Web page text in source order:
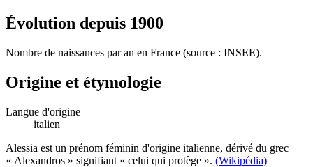
Évolution depuis 1900
Nombre de naissances par an en France (source : INSEE).
Origine et étymologie
Langue d'origine
italien
Alessia est un prénom féminin d'origine italienne, dérivé du grec
« Alexandros » signifiant « celui qui protège ». (Wikipédia)